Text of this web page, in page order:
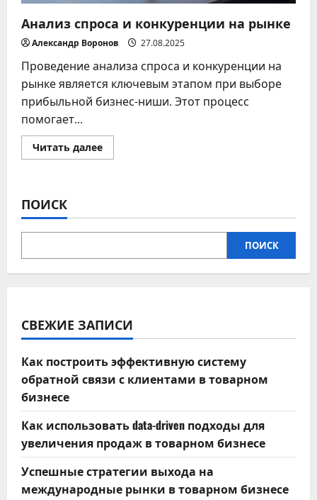
Анализ спроса и конкуренции на рынке
Александр Воронов 27.08.2025
Проведение анализа спроса и конкуренции на
рынке является ключевым этапом при выборе
прибыльной бизнес-ниши. Этот процесс
помогает...
Читать далееПрочитать
больше
на
ПОИСК
ПОИСК
СВЕЖИЕ ЗАПИСИ
Как построить эффективную систему
обратной связи с клиентами в товарном
бизнесе
Как использовать data-driven подходы для
увеличения продаж в товарном бизнесе
Успешные стратегии выхода на
международные рынки в товарном бизнесе